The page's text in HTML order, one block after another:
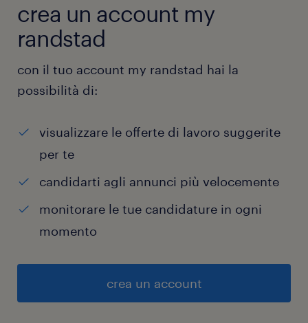
crea un account my
randstad
con il tuo account my randstad hai la
possibilità di:
visualizzare le offerte di lavoro suggerite
per te
candidarti agli annunci più velocemente
monitorare le tue candidature in ogni
momento
crea un account